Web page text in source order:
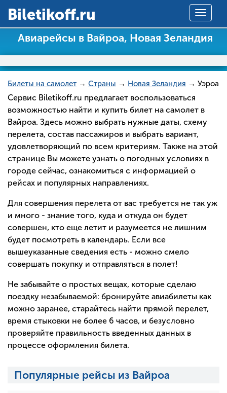
Toggle
Вiletikoff.ru
Авиарейсы в Вайроа, Новая Зеландия
Билеты на самолет → Страны → Новая Зеландия → Уэроа
Сервис Biletikoff.ru предлагает воспользоваться
возможностью найти и купить билет на самолет в
Вайроа. Здесь можно выбрать нужные даты, схему
перелета, состав пассажиров и выбрать вариант,
удовлетворяющий по всем критериям. Также на этой
странице Вы можете узнать о погодных условиях в
городе сейчас, ознакомиться с информацией о
рейсах и популярных направлениях.
Для совершения перелета от вас требуется не так уж
и много - знание того, куда и откуда он будет
совершен, кто еще летит и разумеется не лишним
будет посмотреть в календарь. Если все
вышеуказанные сведения есть - можно смело
совершать покупку и отправляться в полет!
Не забывайте о простых вещах, которые сделаю
поездку незабываемой: бронируйте авиабилеты как
можно заранее, старайтесь найти прямой перелет,
время стыковки не более 6 часов, и безусловно
проверяйте правильность введенных данных в
процессе оформления билета.
Популярные рейсы из Вайроа